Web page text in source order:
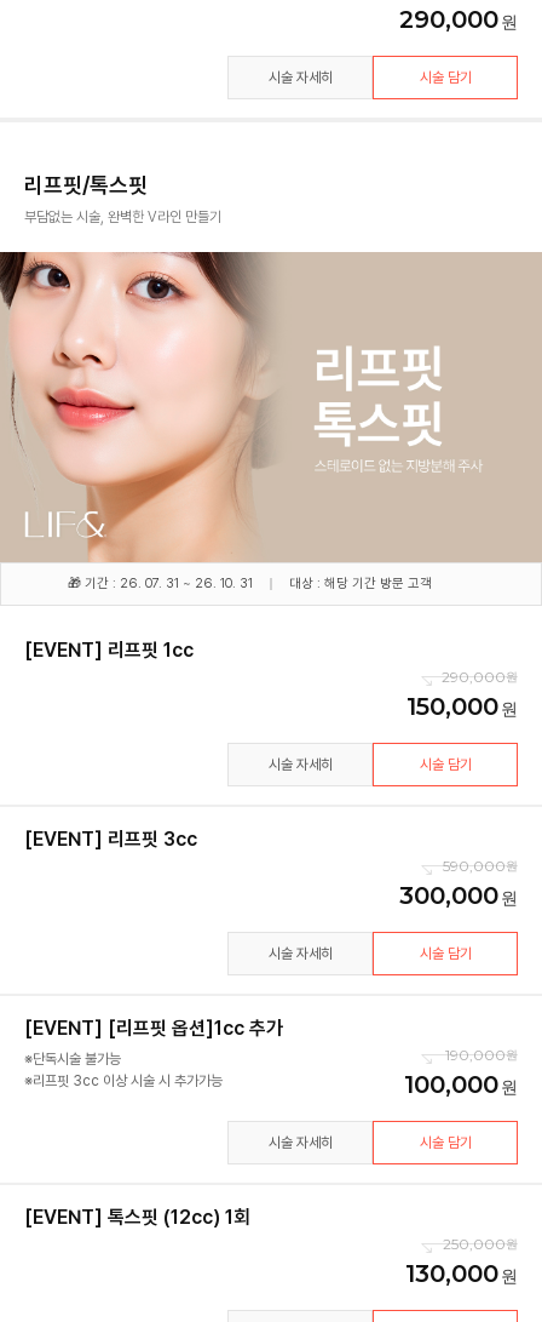
290,000
시술 자세히 시술 담기
리프핏/톡스핏
부담없는 시술, 완벽한 V라인 만들기
🎁 기간 : 26. 07. 31 ~ 26. 10. 31 대상 : 해당 기간 방문 고객
[EVENT] 리프핏 1cc
290,000
150,000
시술 자세히 시술 담기
[EVENT] 리프핏 3cc
590,000
300,000
시술 자세히 시술 담기
[EVENT] [리프핏 옵션]1cc 추가
※단독시술 불가능
※리프핏 3cc 이상 시술 시 추가가능
190,000
100,000
시술 자세히 시술 담기
[EVENT] 톡스핏 (12cc) 1회
250,000
130,000